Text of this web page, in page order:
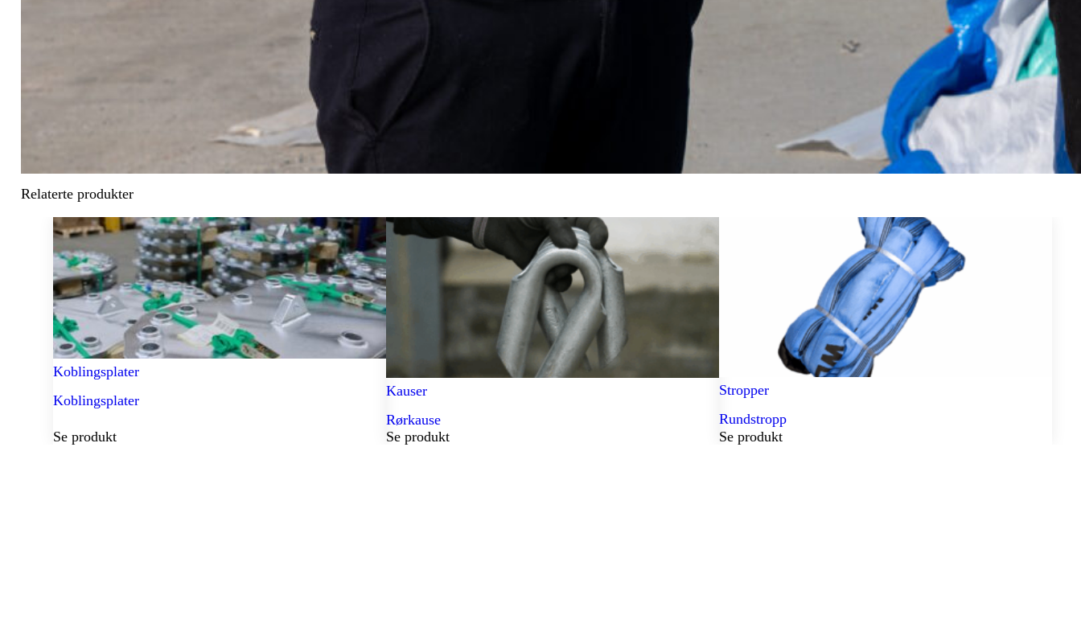
Relaterte produkter
Koblingsplater
Koblingsplater
Se produkt
Kauser
Rørkause
Se produkt
Stropper
Rundstropp
Se produkt